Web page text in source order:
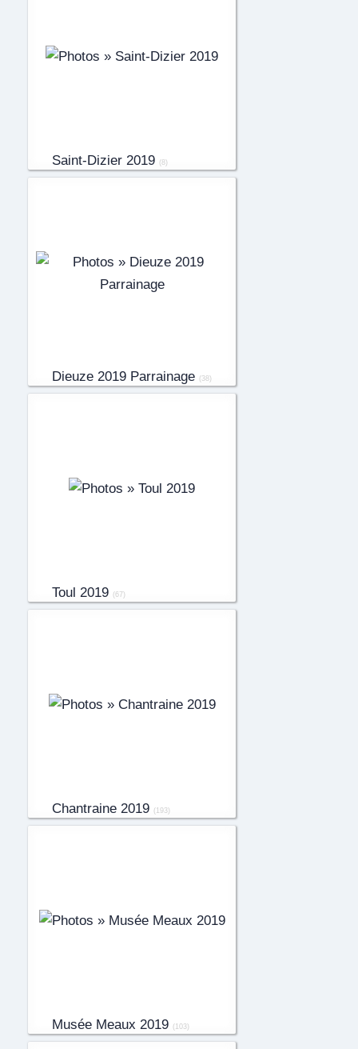
Saint-Dizier 2019 (8)
Dieuze 2019 Parrainage (38)
Toul 2019 (67)
Chantraine 2019 (193)
Musée Meaux 2019 (103)